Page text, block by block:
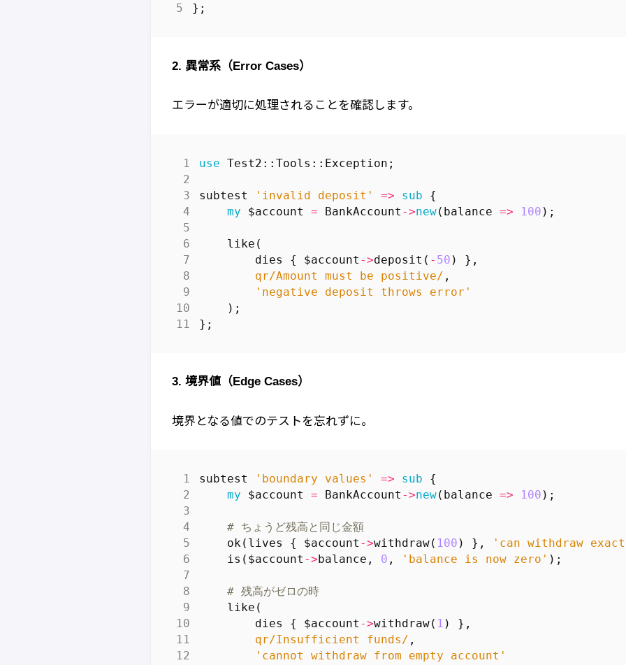
};
2. 異常系（Error Cases）
エラーが適切に処理されることを確認します。
use Test2::Tools::Exception ;
subtest 'invalid deposit' => sub
{
my
$account = BankAccount ->new( balance => 100 );
like (
dies
{ $account ->deposit ( - 50 )
},
qr/Amount must be positive/ ,
'negative deposit throws error'
);
};
3. 境界値（Edge Cases）
境界となる値でのテストを忘れずに。
subtest 'boundary values' => sub
{
my
$account = BankAccount ->new( balance => 100 );
# ちょうど残高と同じ金額
ok( lives { $account ->withdraw( 100 ) },
'can withdraw
is ( $account ->balance , 0 , 'balance is now zero' );
# 残高がゼロの時
like (
dies
{ $account ->withdraw( 1 )
},
qr/Insufficient funds/ ,
'cannot withdraw from empty account'